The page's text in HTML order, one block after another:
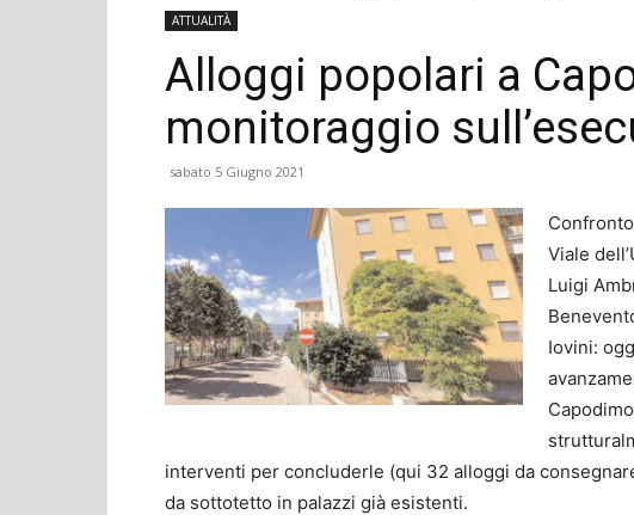
ATTUALITÀ
Alloggi popolari a
monitoraggio
sabato 5 Giugno 2021
Viale
Luigi
Iovini:
interventi per concluderle (qui 32 alloggi da
da sottotetto in palazzi già esistenti.